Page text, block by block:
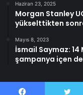
Haziran 23, 2025
Morgan Stanley
yükselttikten
Mayıs 8, 2023
İsmail Saymaz: 14
şampanya içen